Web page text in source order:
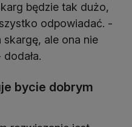
będzie tak dużo,
odpowiadać. -
skargę, ale ona nie
bycie dobrym